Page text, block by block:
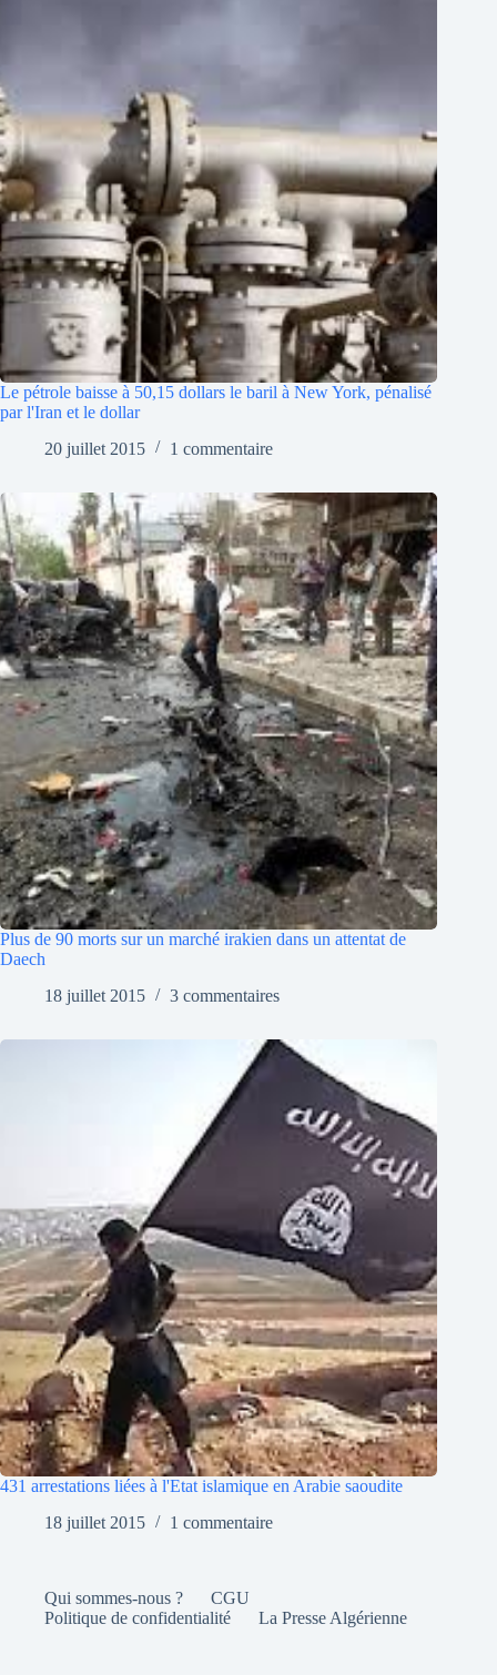
Le pétrole baisse à 50,15 dollars le baril à New York, pénalisé
par l'Iran et le dollar
20 juillet 2015
1 commentaire
Plus de 90 morts sur un marché irakien dans un attentat de
Daech
18 juillet 2015
3 commentaires
431 arrestations liées à l'Etat islamique en Arabie saoudite
18 juillet 2015
1 commentaire
Qui sommes-nous ?
CGU
Politique de confidentialité
La Presse Algérienne